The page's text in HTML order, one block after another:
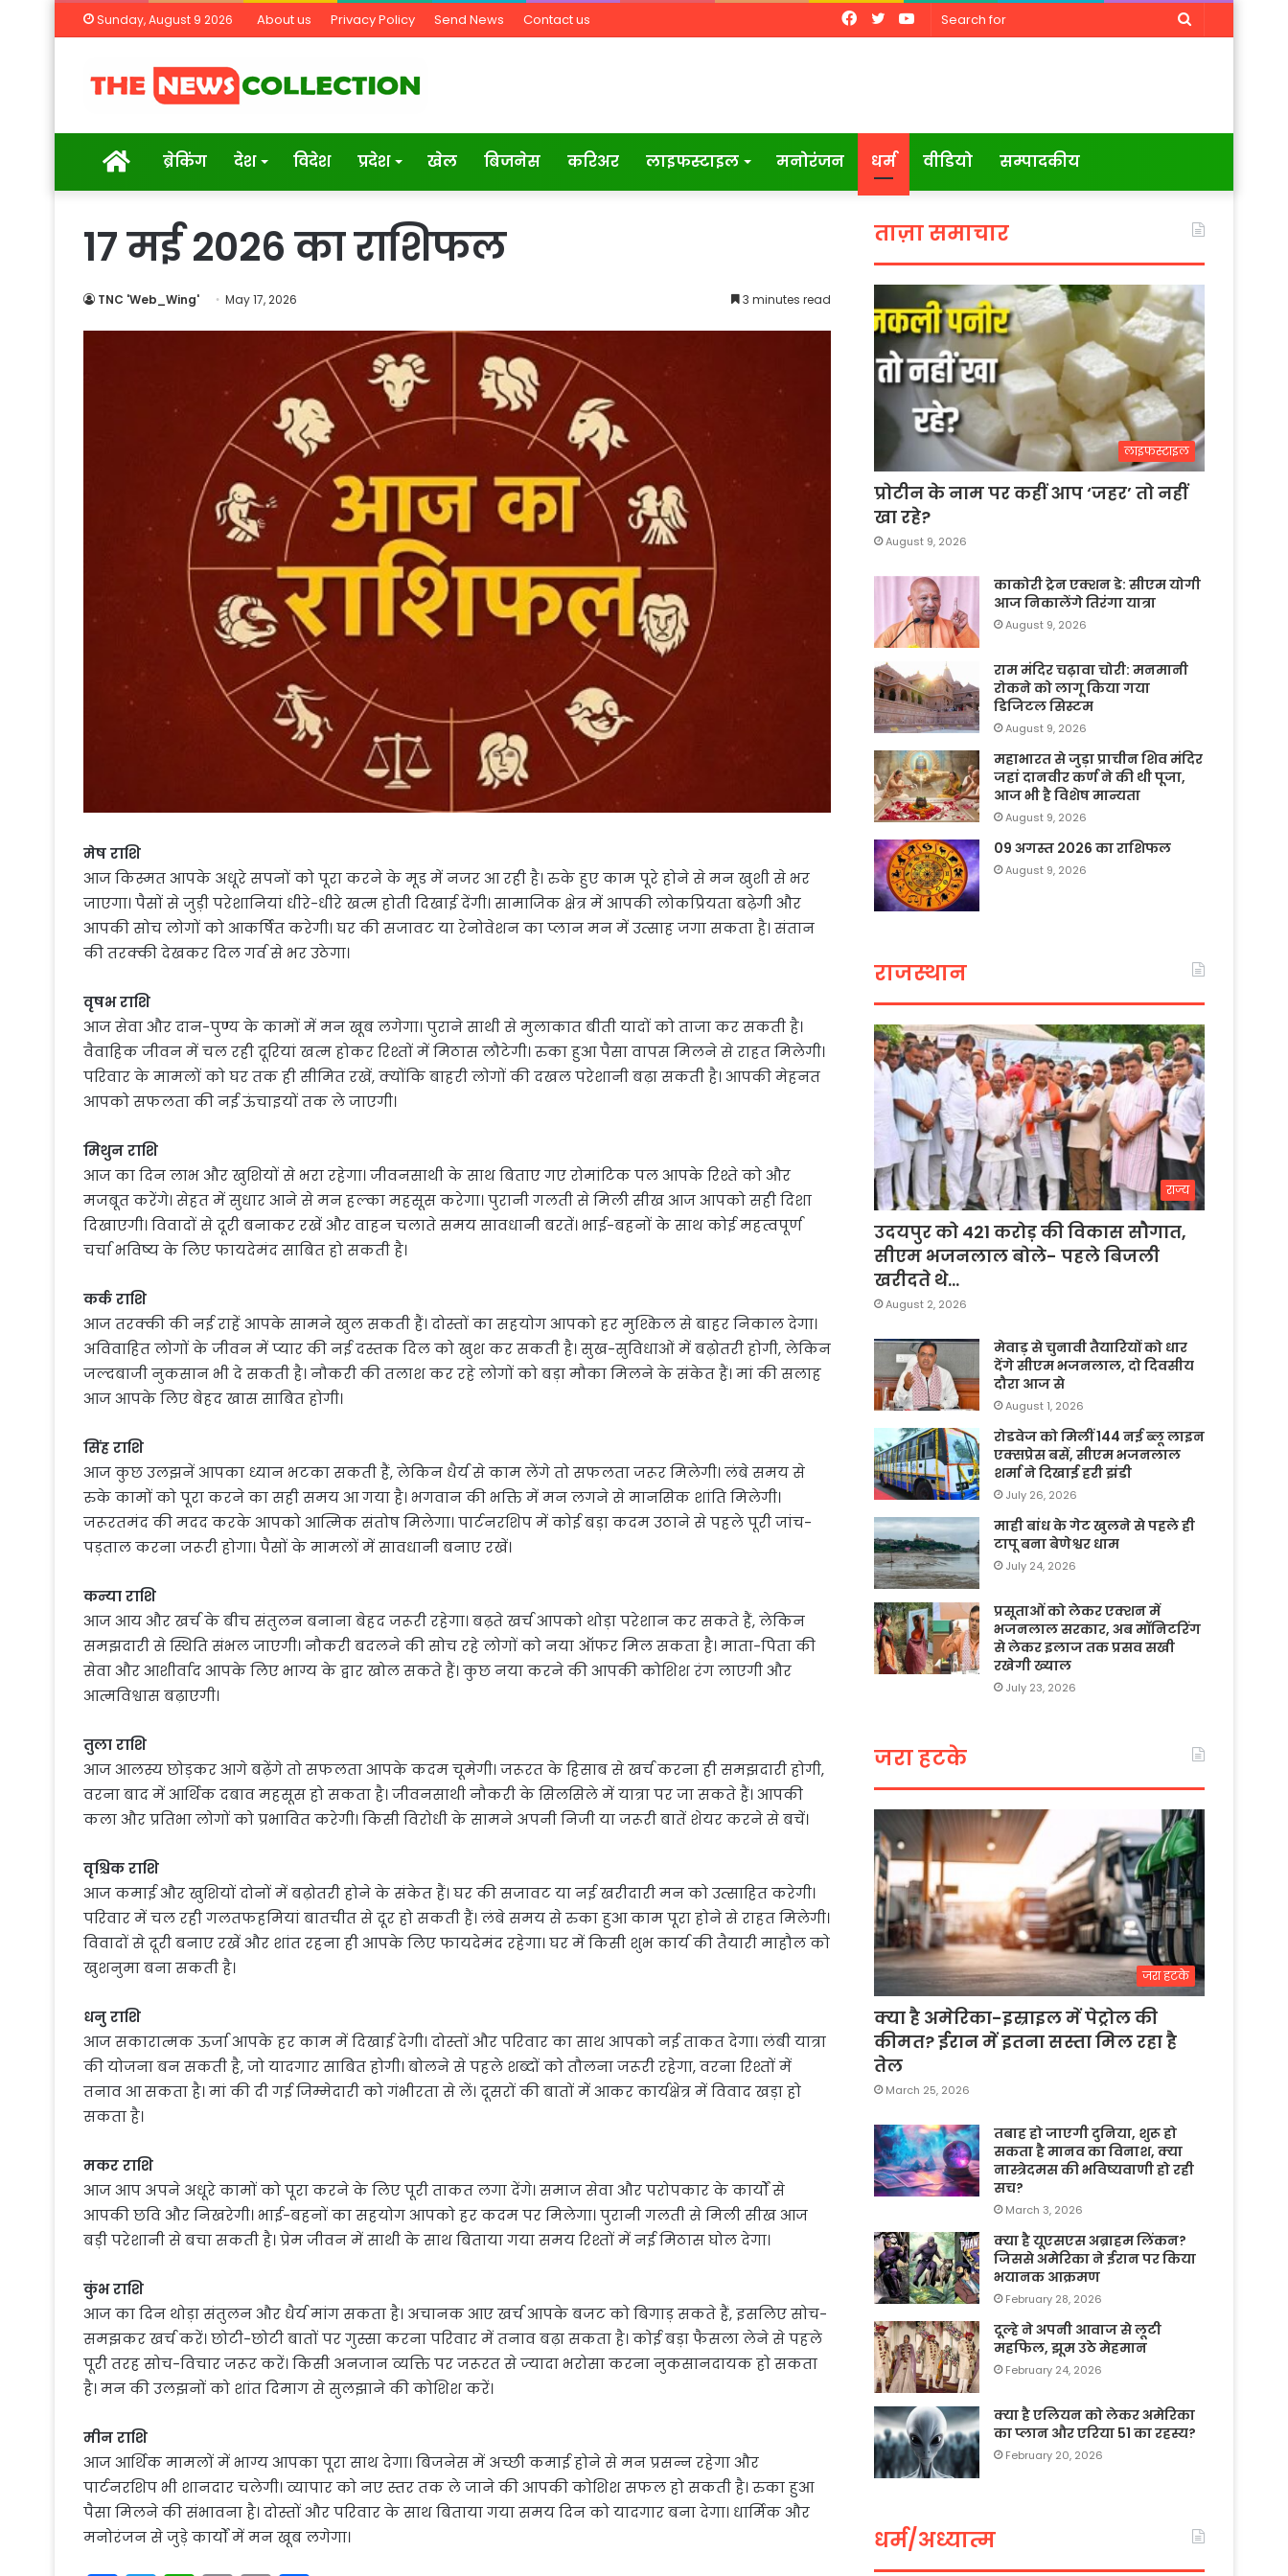
Sunday, August 9 2026 About us Privacy Policy Send News Contact us
Search
YouTube
Twitter
Facebook
Homeब्रेकिंग देश विदेश प्रदेश खेल बिजनेस करिअर लाइफस्टाइल मनोरंजन धर्म वीडियो सम्पादकीय
17 मई 2026 का राशिफल
TNC 'Web_Wing' May 17, 2026 3 minutes read
मेष राशि
आज किस्मत आपके अधूरे सपनों को पूरा करने के मूड में नजर आ रही है। रुके हुए काम पूरे होने से मन खुशी से भर
जाएगा। पैसों से जुड़ी परेशानियां धीरे-धीरे खत्म होती दिखाई देंगी। सामाजिक क्षेत्र में आपकी लोकप्रियता बढ़ेगी और
आपकी सोच लोगों को आकर्षित करेगी। घर की सजावट या रेनोवेशन का प्लान मन में उत्साह जगा सकता है। संतान
की तरक्की देखकर दिल गर्व से भर उठेगा।
वृषभ राशि
आज सेवा और दान-पुण्य के कामों में मन खूब लगेगा। पुराने साथी से मुलाकात बीती यादों को ताजा कर सकती है।
वैवाहिक जीवन में चल रही दूरियां खत्म होकर रिश्तों में मिठास लौटेगी। रुका हुआ पैसा वापस मिलने से राहत मिलेगी।
परिवार के मामलों को घर तक ही सीमित रखें, क्योंकि बाहरी लोगों की दखल परेशानी बढ़ा सकती है। आपकी मेहनत
आपको सफलता की नई ऊंचाइयों तक ले जाएगी।
मिथुन राशि
आज का दिन लाभ और खुशियों से भरा रहेगा। जीवनसाथी के साथ बिताए गए रोमांटिक पल आपके रिश्ते को और
मजबूत करेंगे। सेहत में सुधार आने से मन हल्का महसूस करेगा। पुरानी गलती से मिली सीख आज आपको सही दिशा
दिखाएगी। विवादों से दूरी बनाकर रखें और वाहन चलाते समय सावधानी बरतें। भाई-बहनों के साथ कोई महत्वपूर्ण
चर्चा भविष्य के लिए फायदेमंद साबित हो सकती है।
कर्क राशि
आज तरक्की की नई राहें आपके सामने खुल सकती हैं। दोस्तों का सहयोग आपको हर मुश्किल से बाहर निकाल देगा।
अविवाहित लोगों के जीवन में प्यार की नई दस्तक दिल को खुश कर सकती है। सुख-सुविधाओं में बढ़ोतरी होगी, लेकिन
जल्दबाजी नुकसान भी दे सकती है। नौकरी की तलाश कर रहे लोगों को बड़ा मौका मिलने के संकेत हैं। मां की सलाह
आज आपके लिए बेहद खास साबित होगी।
सिंह राशि
आज कुछ उलझनें आपका ध्यान भटका सकती हैं, लेकिन धैर्य से काम लेंगे तो सफलता जरूर मिलेगी। लंबे समय से
रुके कामों को पूरा करने का सही समय आ गया है। भगवान की भक्ति में मन लगने से मानसिक शांति मिलेगी।
जरूरतमंद की मदद करके आपको आत्मिक संतोष मिलेगा। पार्टनरशिप में कोई बड़ा कदम उठाने से पहले पूरी जांच-
पड़ताल करना जरूरी होगा। पैसों के मामलों में सावधानी बनाए रखें।
कन्या राशि
आज आय और खर्च के बीच संतुलन बनाना बेहद जरूरी रहेगा। बढ़ते खर्च आपको थोड़ा परेशान कर सकते हैं, लेकिन
समझदारी से स्थिति संभल जाएगी। नौकरी बदलने की सोच रहे लोगों को नया ऑफर मिल सकता है। माता-पिता की
सेवा और आशीर्वाद आपके लिए भाग्य के द्वार खोल सकते हैं। कुछ नया करने की आपकी कोशिश रंग लाएगी और
आत्मविश्वास बढ़ाएगी।
तुला राशि
आज आलस्य छोड़कर आगे बढ़ेंगे तो सफलता आपके कदम चूमेगी। जरूरत के हिसाब से खर्च करना ही समझदारी होगी,
वरना बाद में आर्थिक दबाव महसूस हो सकता है। जीवनसाथी नौकरी के सिलसिले में यात्रा पर जा सकते हैं। आपकी
कला और प्रतिभा लोगों को प्रभावित करेगी। किसी विरोधी के सामने अपनी निजी या जरूरी बातें शेयर करने से बचें।
वृश्चिक राशि
आज कमाई और खुशियों दोनों में बढ़ोतरी होने के संकेत हैं। घर की सजावट या नई खरीदारी मन को उत्साहित करेगी।
परिवार में चल रही गलतफहमियां बातचीत से दूर हो सकती हैं। लंबे समय से रुका हुआ काम पूरा होने से राहत मिलेगी।
विवादों से दूरी बनाए रखें और शांत रहना ही आपके लिए फायदेमंद रहेगा। घर में किसी शुभ कार्य की तैयारी माहौल को
खुशनुमा बना सकती है।
धनु राशि
आज सकारात्मक ऊर्जा आपके हर काम में दिखाई देगी। दोस्तों और परिवार का साथ आपको नई ताकत देगा। लंबी यात्रा
की योजना बन सकती है, जो यादगार साबित होगी। बोलने से पहले शब्दों को तौलना जरूरी रहेगा, वरना रिश्तों में
तनाव आ सकता है। मां की दी गई जिम्मेदारी को गंभीरता से लें। दूसरों की बातों में आकर कार्यक्षेत्र में विवाद खड़ा हो
सकता है।
मकर राशि
आज आप अपने अधूरे कामों को पूरा करने के लिए पूरी ताकत लगा देंगे। समाज सेवा और परोपकार के कार्यों से
आपकी छवि और निखरेगी। भाई-बहनों का सहयोग आपको हर कदम पर मिलेगा। पुरानी गलती से मिली सीख आज
बड़ी परेशानी से बचा सकती है। प्रेम जीवन में साथी के साथ बिताया गया समय रिश्तों में नई मिठास घोल देगा।
कुंभ राशि
आज का दिन थोड़ा संतुलन और धैर्य मांग सकता है। अचानक आए खर्च आपके बजट को बिगाड़ सकते हैं, इसलिए सोच-
समझकर खर्च करें। छोटी-छोटी बातों पर गुस्सा करना परिवार में तनाव बढ़ा सकता है। कोई बड़ा फैसला लेने से पहले
पूरी तरह सोच-विचार जरूर करें। किसी अनजान व्यक्ति पर जरूरत से ज्यादा भरोसा करना नुकसानदायक हो सकता
है। मन की उलझनों को शांत दिमाग से सुलझाने की कोशिश करें।
मीन राशि
आज आर्थिक मामलों में भाग्य आपका पूरा साथ देगा। बिजनेस में अच्छी कमाई होने से मन प्रसन्न रहेगा और
पार्टनरशिप भी शानदार चलेगी। व्यापार को नए स्तर तक ले जाने की आपकी कोशिश सफल हो सकती है। रुका हुआ
पैसा मिलने की संभावना है। दोस्तों और परिवार के साथ बिताया गया समय दिन को यादगार बना देगा। धार्मिक और
मनोरंजन से जुड़े कार्यों में मन खूब लगेगा।
ताज़ा समाचार
लाइफस्टाइल
प्रोटीन के नाम पर कहीं आप ‘जहर’ तो नहीं
खा रहे?
August 9, 2026
काकोरी ट्रेन एक्शन डे: सीएम योगी
आज निकालेंगे तिरंगा यात्रा
August 9, 2026
राम मंदिर चढ़ावा चोरी: मनमानी
रोकने को लागू किया गया
डिजिटल सिस्टम
August 9, 2026
महाभारत से जुड़ा प्राचीन शिव मंदिर
जहां दानवीर कर्ण ने की थी पूजा,
आज भी है विशेष मान्यता
August 9, 2026
09 अगस्त 2026 का राशिफल
August 9, 2026
राजस्थान
राज्य
उदयपुर को 421 करोड़ की विकास सौगात,
सीएम भजनलाल बोले- पहले बिजली
खरीदते थे…
August 2, 2026
मेवाड़ से चुनावी तैयारियों को धार
देंगे सीएम भजनलाल, दो दिवसीय
दौरा आज से
August 1, 2026
रोडवेज को मिलीं 144 नई ब्लू लाइन
एक्सप्रेस बसें, सीएम भजनलाल
शर्मा ने दिखाई हरी झंडी
July 26, 2026
माही बांध के गेट खुलने से पहले ही
टापू बना बेणेश्वर धाम
July 24, 2026
प्रसूताओं को लेकर एक्शन में
भजनलाल सरकार, अब मॉनिटरिंग
से लेकर इलाज तक प्रसव सखी
रखेगी ख्याल
July 23, 2026
जरा हटके
जरा हटके
क्या है अमेरिका-इस्राइल में पेट्रोल की
कीमत? ईरान में इतना सस्ता मिल रहा है
तेल
March 25, 2026
तबाह हो जाएगी दुनिया, शुरू हो
सकता है मानव का विनाश, क्या
नास्त्रेदमस की भविष्यवाणी हो रही
सच?
March 3, 2026
क्या है यूएसएस अब्राहम लिंकन?
जिससे अमेरिका ने ईरान पर किया
भयानक आक्रमण
February 28, 2026
दूल्हे ने अपनी आवाज से लूटी
महफिल, झूम उठे मेहमान
February 24, 2026
क्या है एलियन को लेकर अमेरिका
का प्लान और एरिया 51 का रहस्य?
February 20, 2026
धर्म/अध्यात्म